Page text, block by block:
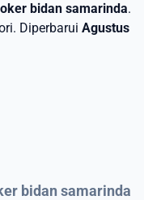
bidan samarinda.
Diperbarui Agustus
bidan samarinda